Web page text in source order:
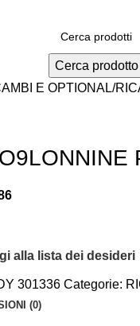
Cerca prodotto
E OPTIONAL
alla lista dei desideri
301336 Categorie:
(0)